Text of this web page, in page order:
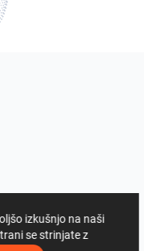
izkušnjo na naši
se strinjate z